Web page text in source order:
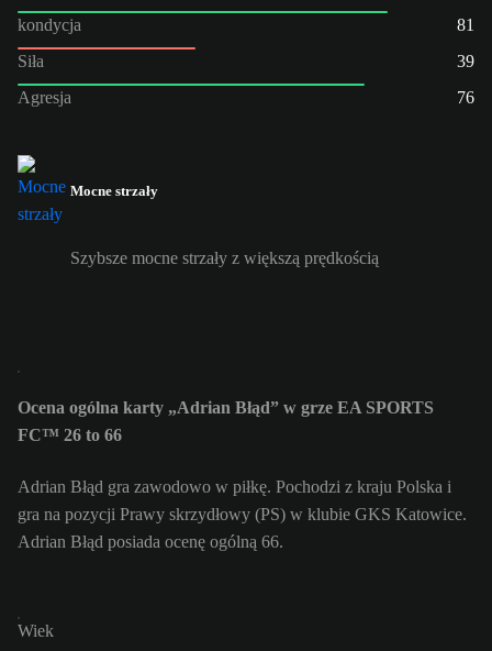
kondycja
81
Siła
39
Agresja
76
Mocne strzały
Szybsze mocne strzały z większą prędkością
Ocena ogólna karty „Adrian Błąd” w grze EA SPORTS
FC™ 26 to 66
Adrian Błąd gra zawodowo w piłkę. Pochodzi z kraju Polska i
gra na pozycji Prawy skrzydłowy (PS) w klubie GKS Katowice.
Adrian Błąd posiada ocenę ogólną 66.
Wiek